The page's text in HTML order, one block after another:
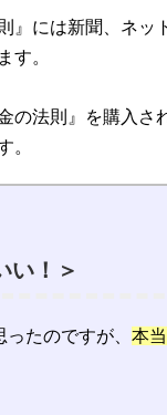
』には新聞、ネッ
す。
の法則』を購入さ
。
い！＞
たのですが、 本